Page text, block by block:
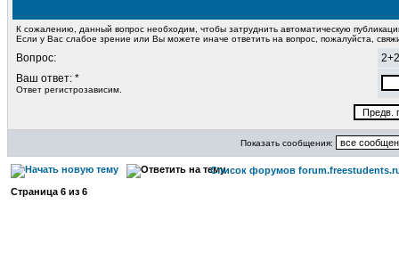
К сожалению, данный вопрос необходим, чтобы затруднить автоматическую
Если у Вас слабое зрение или Вы можете иначе ответить на вопрос, пожалуйста,
Вопрос:
Ваш ответ: *
Ответ регистрозависим.
Показать сообщения:
Список форумов
Страница 6 из 6